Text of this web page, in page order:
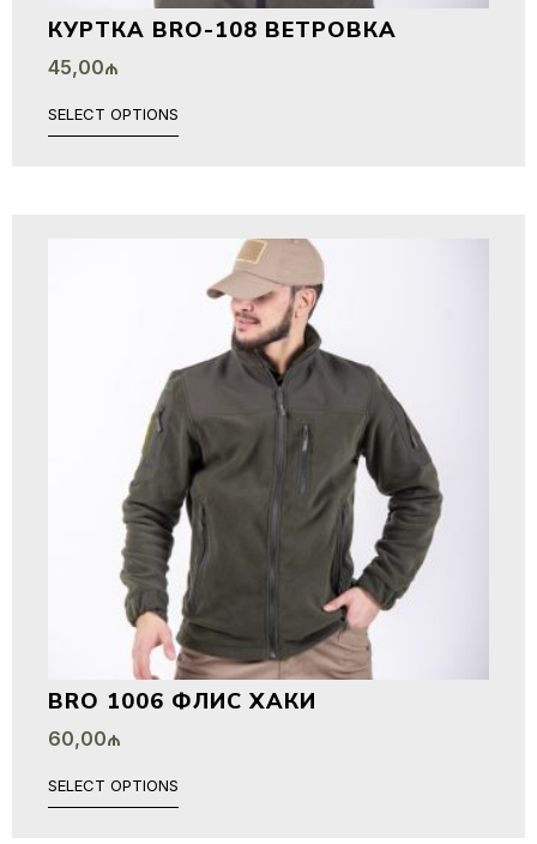
КУРТКА BRO-108 ВЕТРОВКА
45,00₼
SELECT OPTIONS
BRO 1006 ФЛИС ХАКИ
60,00₼
SELECT OPTIONS